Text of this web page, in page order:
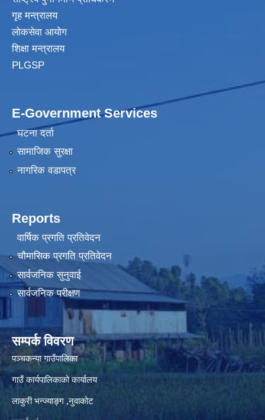
गृह मन्त्रालय
लोकसेवा आयोग
शिक्षा मन्त्रालय
PLGSP
E-Government Services
घटना दर्ता
सामाजिक सुरक्षा
नागरिक वडापत्र
Reports
वार्षिक प्रगति प्रतिवेदन
चौमासिक प्रगति प्रतिवेदन
सार्वजनिक सुनुवाई
सार्वजनिक परीक्षण
सम्पर्क विवरण
पञ्‍चकन्या गाउँपालिका
गाउँ कार्यपालिकाको कार्यालय
लाकुरी भन्ज्याङ्ग ,नुवाकोट